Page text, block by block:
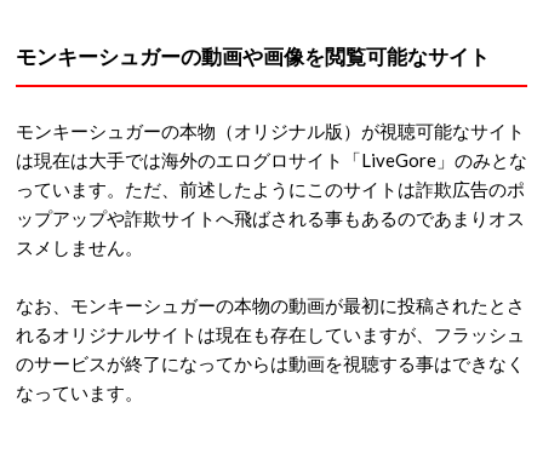
モンキーシュガーの動画や画像を閲覧可能なサイト
モンキーシュガーの本物（オリジナル版）が視聴可能なサイト
は現在は大手では海外のエログロサイト「LiveGore」のみとな
っています。ただ、前述したようにこのサイトは詐欺広告のポ
ップアップや詐欺サイトへ飛ばされる事もあるのであまりオス
スメしません。
なお、モンキーシュガーの本物の動画が最初に投稿されたとさ
れるオリジナルサイトは現在も存在していますが、フラッシュ
のサービスが終了になってからは動画を視聴する事はできなく
なっています。